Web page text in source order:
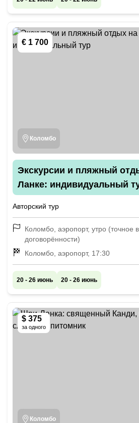
€ 1 700
Коломбо
Экскурсии и пляжный
Ланке: индивидуальный
Авторский тур
Коломбо, аэропорт, утро
договорённости)
Коломбо, аэропорт, 17:30
20 - 26 июнь 20 - 26 июнь
$ 375
за одного
Коломбо